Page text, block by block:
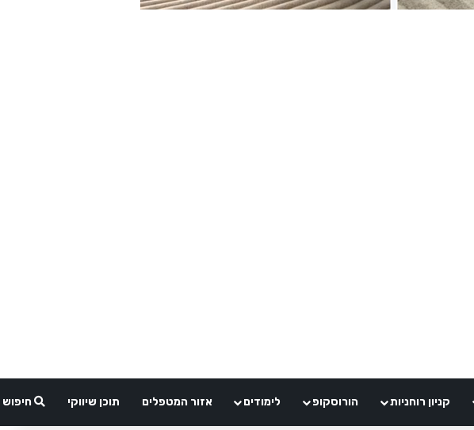
קניון רוחניות הורוסקופ לימודים אזור המטפלים תוכן שיווקי חיפוש